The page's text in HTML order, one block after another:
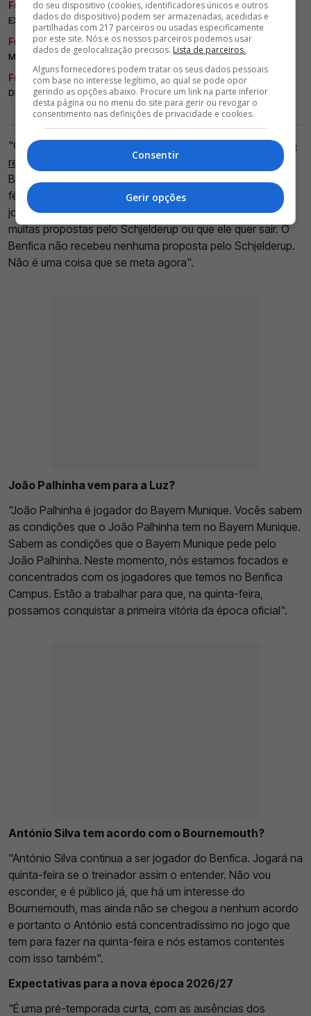
Futebol. MERCADO MEXE COM A CABEÇA DE SCHJELDERUP;
EXTREMO ESTÁ A 'EVITAR' O BENFICA
Futebol. BENFICA AUMENTA PREÇO DE SCHJELDERUP E AVISA
MERCADO: 40 MILHÕES NÃO CHEGAM
Futebol.TOTTENHAM TEM PLANO PARA CONVENCER TITULAR A
DEIXAR O BENFICA
"O Schjelderup, como vocês sabem,
tem uma proposta de
renovação
. Li e ouvi que o jogador não quer ficar no
Benfica. A nós não nos foi comunicado isso. Está nas
férias do Mundial. Em breve regressará ao Benfica. Será
jogador do Benfica. Até ao dia de hoje, li que recebemos
muitas propostas pelo Schjelderup ou que ele quer sair. O
Benfica não recebeu nenhuma proposta pelo Schjelderup.
Não é uma coisa que se meta agora".
João Palhinha vem para a Luz?
"João Palhinha é jogador do Bayern Munique. Vocês sabem
as condições que o João Palhinha tem no Bayern Munique.
Sabem as condições que o Bayern Munique pede pelo
João Palhinha. Neste momento, nós estamos focados e
concentrados com os jogadores que temos no Benfica
Campus. Estão a trabalhar para que, na quinta-feira,
possamos conquistar a primeira vitória da época oficial".
António Silva tem acordo com o Bournemouth?
"António Silva continua a ser jogador do Benfica. Jogará na
quinta-feira se o treinador assim o entender. Não vou
esconder, e é público já, que há um interesse do
Bournemouth, mas ainda não se chegou a nenhum acordo
e portanto o António está concentradíssimo no jogo que
tem para fazer na quinta-feira e nós estamos contentes
com isso também".
Expectativas para a nova época 2026/27
"É uma pré-temporada curta, com as ausências dos
do seu dispositivo (cookies, identificadores únicos e outros
dados do dispositivo) podem ser armazenadas, acedidas e
partilhadas com 217 parceiros ou usadas especificamente
por este site. Nós e os nossos parceiros podemos usar
dados de geolocalização precisos. Lista de parceiros.
Alguns fornecedores podem tratar os seus dados pessoais
com base no interesse legítimo, ao qual se pode opor
gerindo as opções abaixo. Procure um link na parte inferior
desta página ou no menu do site para gerir ou revogar o
consentimento nas definições de privacidade e cookies.
Consentir
Gerir opções